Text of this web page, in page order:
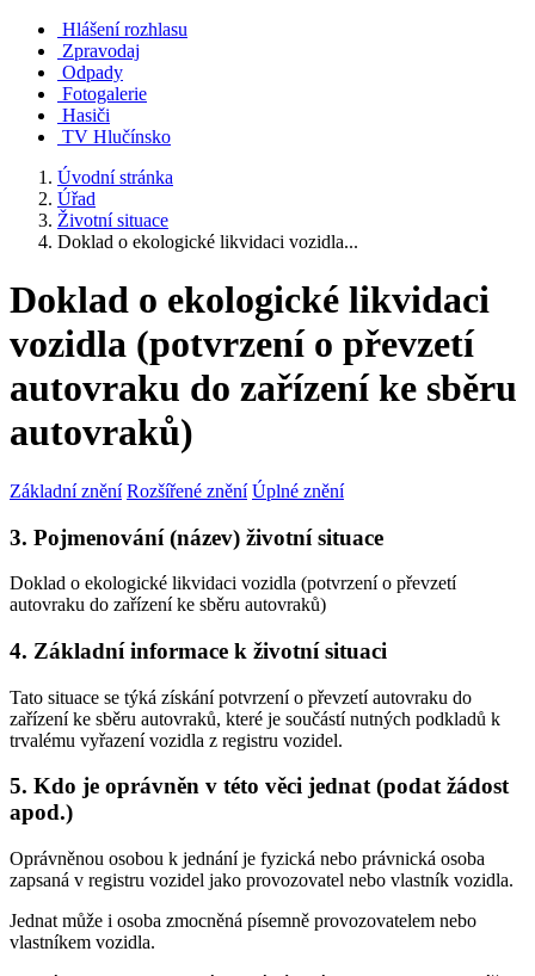
Hlášení rozhlasu
Zpravodaj
Odpady
Fotogalerie
Hasiči
TV Hlučínsko
Úvodní stránka
Úřad
Životní situace
Doklad o ekologické likvidaci vozidla...
Doklad o ekologické likvidaci
vozidla (potvrzení o převzetí
autovraku do zařízení ke sběru
autovraků)
Základní znění Rozšířené znění Úplné znění
3. Pojmenování (název) životní situace
Doklad o ekologické likvidaci vozidla (potvrzení o převzetí
autovraku do zařízení ke sběru autovraků)
4. Základní informace k životní situaci
Tato situace se týká získání potvrzení o převzetí autovraku do
zařízení ke sběru autovraků, které je součástí nutných podkladů k
trvalému vyřazení vozidla z registru vozidel.
5. Kdo je oprávněn v této věci jednat (podat žádost
apod.)
Oprávněnou osobou k jednání je fyzická nebo právnická osoba
zapsaná v registru vozidel jako provozovatel nebo vlastník vozidla.
Jednat může i osoba zmocněná písemně provozovatelem nebo
vlastníkem vozidla.